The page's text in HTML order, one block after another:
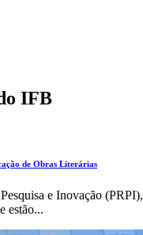
IFB
de Obras Literárias
e Inovação
estão...